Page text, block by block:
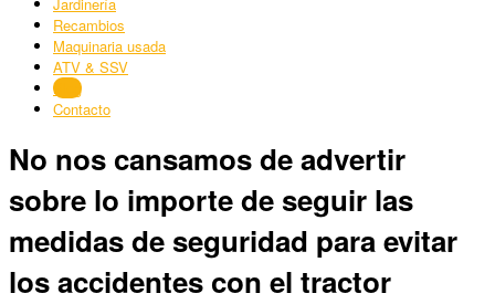
Recambios
Maquinaria usada
ATV & SSV
Blog
Contacto
No nos cansamos de advertir
sobre lo importe de seguir las
medidas de seguridad para evitar
los accidentes con el tractor